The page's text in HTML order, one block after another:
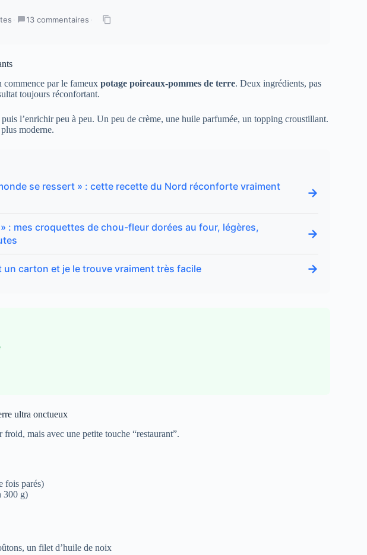
· 13 commentaires ·
commence par le fameux potage poireaux-pommes de terre. Deux ingrédients, pas
toujours réconfortant.
l’enrichir peu à peu. Un peu de crème, une huile parfumée, un topping croustillant.
moderne.
se ressert » : cette recette du Nord réconforte vraiment
→
» : mes croquettes de chou-fleur dorées au four, légères,
→
un carton et je le trouve vraiment très facile →
ultra onctueux
mais avec une petite touche “restaurant”.
fois parés)
300 g)
un filet d’huile de noix